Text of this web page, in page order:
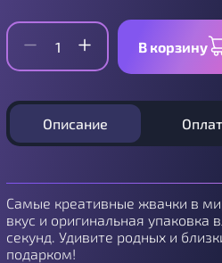
В корзину
Описание
Самые креативные жвачки в
вкус и оригинальная упаковка
секунд. Удивите родных и
подарком!